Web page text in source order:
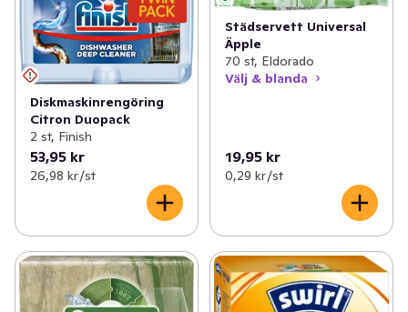
Diskmaskinrengöring
Citron Duopack
2 st, Finish
53,95 kr
26,98 kr /st
Städservett Universal
Äpple
70 st, Eldorado
Välj & blanda
19,95 kr
0,29 kr /st